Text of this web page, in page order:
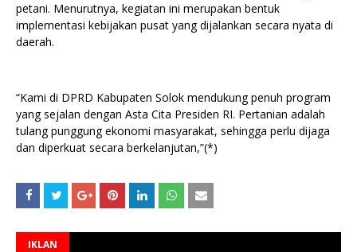
petani. Menurutnya, kegiatan ini merupakan bentuk
implementasi kebijakan pusat yang dijalankan secara nyata di
daerah.
“Kami di DPRD Kabupaten Solok mendukung penuh program
yang sejalan dengan Asta Cita Presiden RI. Pertanian adalah
tulang punggung ekonomi masyarakat, sehingga perlu dijaga
dan diperkuat secara berkelanjutan,”(*)
IKLAN